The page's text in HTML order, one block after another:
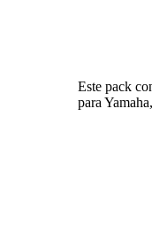
Este pack
para